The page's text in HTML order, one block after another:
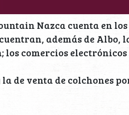
Nazca cuenta en
además de Albo,
comercios electrónicos
de venta de colchones